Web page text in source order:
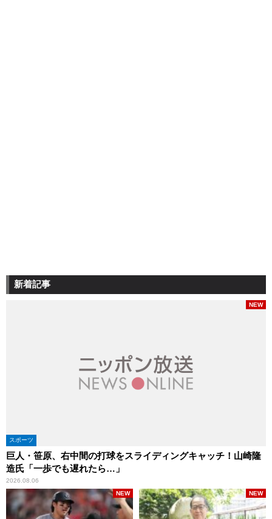
新着記事
スポーツ
巨人・笹原、右中間の打球をスライディングキャッチ！山崎隆
造氏「一歩でも遅れたら…」
2026.08.06
NEW
NEW NEW